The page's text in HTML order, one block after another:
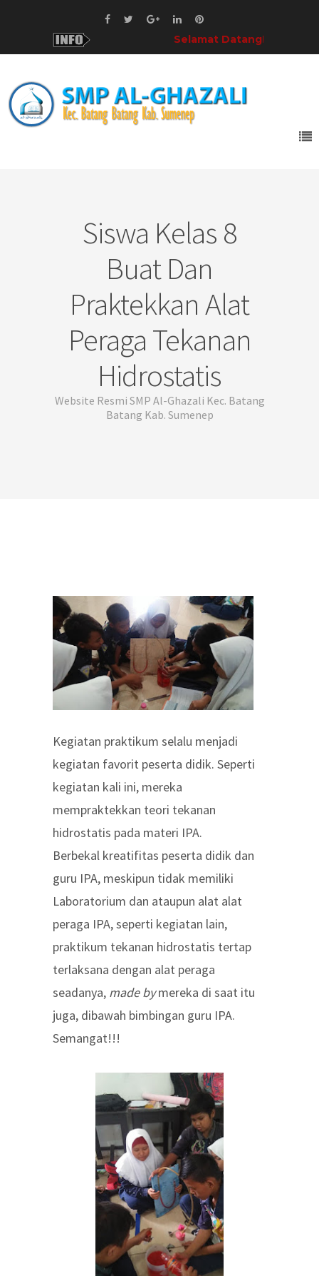
Selamat Datang! di SMP Al-
Siswa Kelas 8
Buat Dan
Praktekkan Alat
Peraga Tekanan
Hidrostatis
Website Resmi SMP Al-Ghazali Kec. Batang
Batang Kab. Sumenep
Kegiatan praktikum selalu menjadi
kegiatan favorit peserta didik. Seperti
kegiatan kali ini, mereka
mempraktekkan teori tekanan
hidrostatis pada materi IPA.
Berbekal kreatifitas peserta didik dan
guru IPA, meskipun tidak memiliki
Laboratorium dan ataupun alat alat
peraga IPA, seperti kegiatan lain,
praktikum tekanan hidrostatis tertap
terlaksana dengan alat peraga
seadanya, made bymereka di saat itu
juga, dibawah bimbingan guru IPA.
Semangat!!!